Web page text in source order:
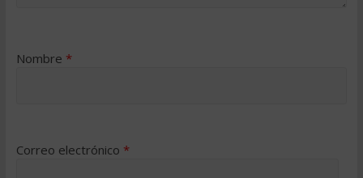
Nombre *
Correo electrónico *